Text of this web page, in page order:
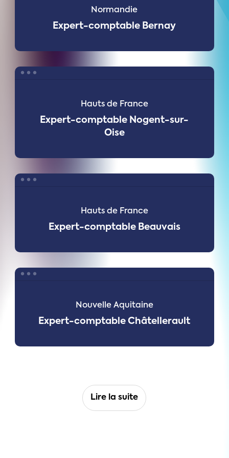
Bernay
Normandie
Expert-comptable Bernay
Nogent-
Hauts de France
Expert-comptable Nogent-sur-
Oise
Beauvais
Hauts de France
Expert-comptable Beauvais
Châtellerault
Nouvelle Aquitaine
Expert-comptable Châtellerault
Lire la suite